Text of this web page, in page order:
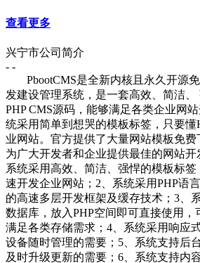
查看更多
兴宁市公司简介
- -
PbootCMS是全新内核且永久开源
发建设管理系统，是一套高效、简洁
PHP CMS源码，能够满足各类企业网
统采用简单到想哭的模板标签，只要
业网站。官方提供了大量网站模板免
为广大开发者和企业提供最佳的网站开
系统采用高效、简洁、强悍的模板标
速开发企业网站；2、系统采用PHP语
的高速多层开发框架及缓存技术；3、
数据库，放入PHP空间即可直接使用，
满足各类存储需求；4、系统采用响应
设备随时管理的需要；5、系统支持后
及时升级更新的需要；6、系统支持内